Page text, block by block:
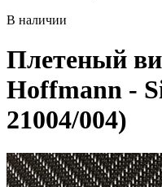
В наличии
Плетеный
Hoffmann -
21004/004)